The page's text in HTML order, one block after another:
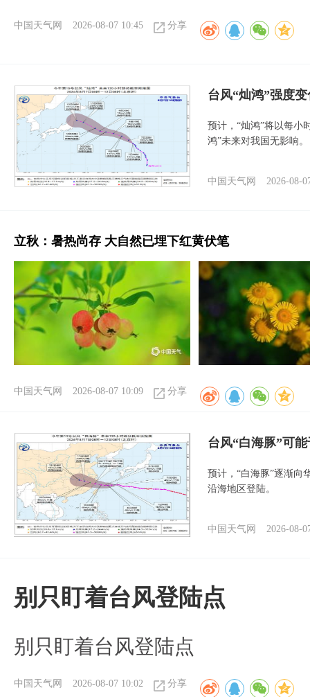
中国天气网 2026-08-07 10:45 分享
台风“灿鸿”强度
预计，“灿鸿”将以每小
鸿”未来对我国无影响。
中国天气网 2026-08-
立秋：暑热尚存 大自然已埋下红黄伏笔
中国天气网 2026-08-07 10:09 分享
台风“白海豚”可
预计，“白海豚”逐渐向
沿海地区登陆。
中国天气网 2026-08-
别只盯着台风登陆点
别只盯着台风登陆点
中国天气网 2026-08-07 10:02 分享